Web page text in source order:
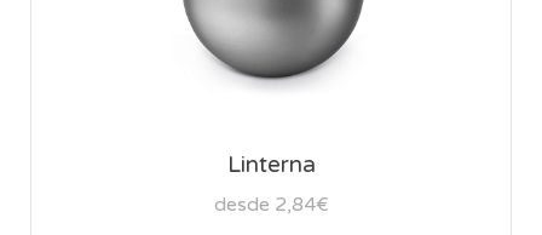
Linterna
desde 2,84€